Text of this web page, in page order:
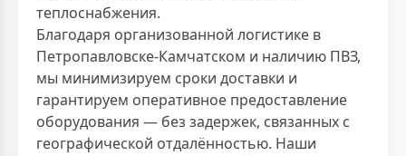
теплоснабжения.
Благодаря организованной логистике в
Петропавловске-Камчатском и наличию ПВЗ,
мы минимизируем сроки доставки и
гарантируем оперативное предоставление
оборудования — без задержек, связанных с
географической отдалённостью. Наши